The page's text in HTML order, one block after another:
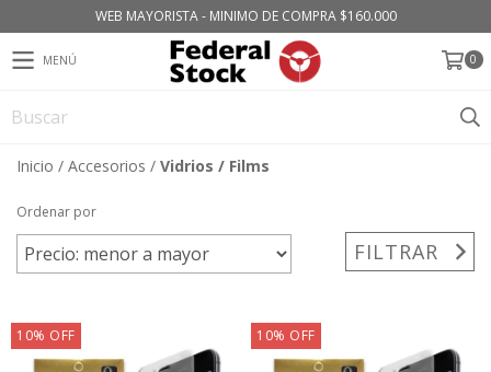
WEB MAYORISTA - MINIMO DE COMPRA $160.000
MENÚ 0
Inicio / Accesorios / Vidrios / Films
Ordenar por
FILTRAR
10% OFF 10% OFF